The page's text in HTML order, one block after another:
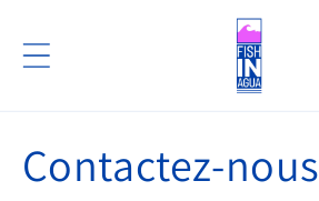
au
contenu
Contactez-nous